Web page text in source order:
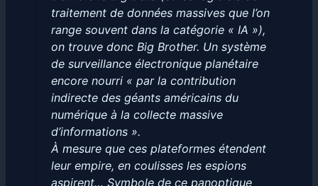
traitement de données massives que l’on
range souvent dans la catégorie « IA »),
on trouve donc Big Brother. Un système
de surveillance électronique planétaire
encore nourri « par la contribution
indirecte des géants américains du
numérique à la collecte massive
d’informations ».
À mesure que ces plateformes étendent
leur empire, en coulisses les espions
aspirent… Symbole de ce panoptique